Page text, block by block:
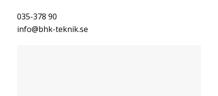
035-378 90
info@bhk-teknik.se